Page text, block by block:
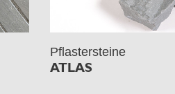
Pflastersteine
ATLAS